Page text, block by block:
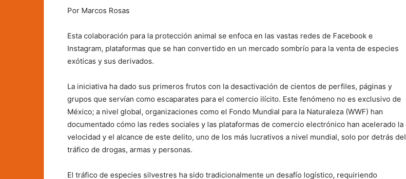
Por Marcos Rosas
Esta colaboración para la protección animal se enfoca en las vastas redes de Facebook e
Instagram, plataformas que se han convertido en un mercado sombrío para la venta de especies
exóticas y sus derivados.
La iniciativa ha dado sus primeros frutos con la desactivación de cientos de perfiles, páginas y
grupos que servían como escaparates para el comercio ilícito. Este fenómeno no es exclusivo de
México; a nivel global, organizaciones como el Fondo Mundial para la Naturaleza (WWF) han
documentado cómo las redes sociales y las plataformas de comercio electrónico han acelerado la
velocidad y el alcance de este delito, uno de los más lucrativos a nivel mundial, solo por detrás del
tráfico de drogas, armas y personas.
El tráfico de especies silvestres ha sido tradicionalmente un desafío logístico, requiriendo